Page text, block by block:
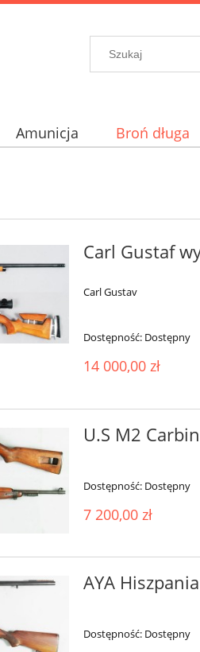
Amunicja Broń długa
Carl Gustaf
Carl Gustav
Dostępność: Dostępny
14 000,00 zł
U.S M2
Dostępność: Dostępny
7 200,00 zł
AYA Hiszpania
Dostępność: Dostępny